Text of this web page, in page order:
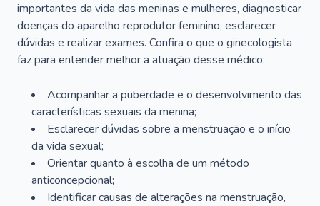
importantes da vida das meninas e mulheres, diagnosticar
doenças do aparelho reprodutor feminino, esclarecer
dúvidas e realizar exames. Confira o que o ginecologista
faz para entender melhor a atuação desse médico:
Acompanhar a puberdade e o desenvolvimento das
características sexuais da menina;
Esclarecer dúvidas sobre a menstruação e o início
da vida sexual;
Orientar quanto à escolha de um método
anticoncepcional;
Identificar causas de alterações na menstruação,